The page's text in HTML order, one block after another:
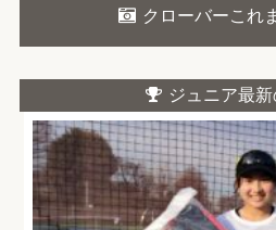
クローバーこれ
ジュニア最